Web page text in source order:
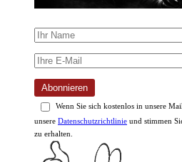
Abonnieren
Wenn Sie sich kostenlos in unsere
unsere Datenschutzrichtlinie und stimmen
zu erhalten.